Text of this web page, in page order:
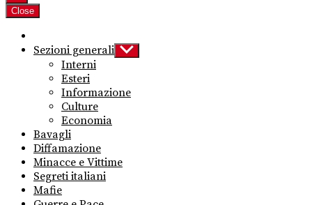
Close
Sezioni generali Show
sub
Interni
Esteri
Informazione
Culture
Economia
Bavagli
Diffamazione
Minacce e Vittime
Segreti italiani
Mafie